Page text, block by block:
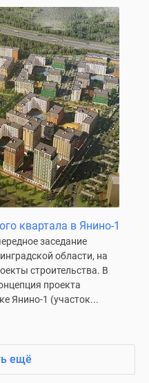
квартала в Янино-1
заседание
области, на
строительства. В
проекта
Янино-1 (участок...
ещё